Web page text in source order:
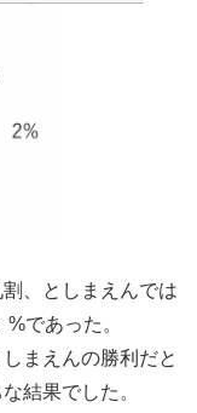
、としまえんでは
であった。
まえんの勝利だと
結果でした。